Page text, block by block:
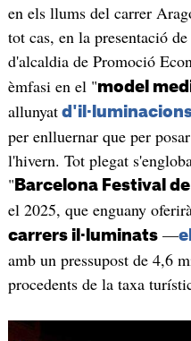
en els llums del carrer
tot cas, en la presentació
d'alcaldia de Promoció
èmfasi en el "model
allunyat
per enlluernar que per
l'hivern. Tot plegat
" Barcelona Festival
el 2025, que enguany
carrers il·luminats—
amb un pressupost de 4,6
procedents de la taxa